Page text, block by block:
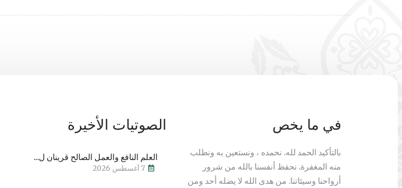
في ما يخص
بالتأكيد الحمد لله. نحمده ، ونستعين به ونطلب
منه المغفرة. نحفظ أنفسنا بالله من شرور
أرواحنا وسيئاتنا. من هدى الله لا يضله أحد ومن
الصوتيات الأخيرة
العلم النافع والعمل الصالح قرينان ل...
7 أغسطس 2026